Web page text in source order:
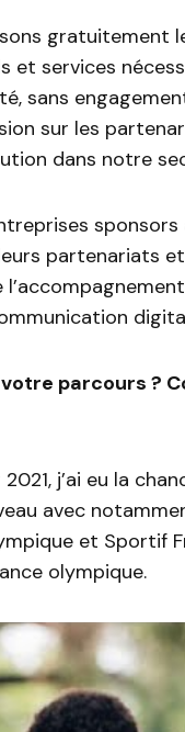
gratuitement
et services
sans
sur les
dans notre
partenariats
parcours ?
j’ai eu la
avec
et Sportif
olympique.